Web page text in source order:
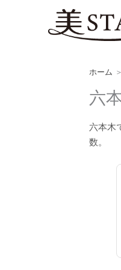
ホーム ＞
六
六本木
数。